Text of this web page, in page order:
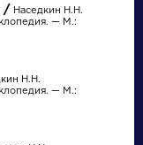
/
Наседкин Н.Н.
— М.:
Н.Н.
— М.: